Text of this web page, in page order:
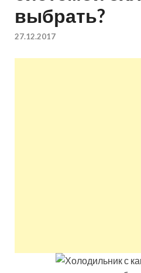
квартир
выбрать?
27.12.2017